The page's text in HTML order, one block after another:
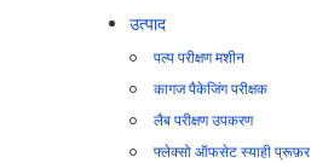
उत्पाद
पल्प परीक्षण मशीन
कागज पैकेजिंग परीक्षक
लैब परीक्षण उपकरण
फ्लेक्सो ऑफसेट स्याही प्रूफ़र